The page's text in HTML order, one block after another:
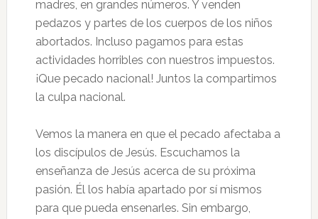
madres, en grandes números. Y venden
pedazos y partes de los cuerpos de los niños
abortados. Incluso pagamos para estas
actividades horribles con nuestros impuestos.
¡Que pecado nacional! Juntos la compartimos
la culpa nacional.
Vemos la manera en que el pecado afectaba a
los discípulos de Jesús. Escuchamos la
enseñanza de Jesús acerca de su próxima
pasión. Él los había apartado por sí mismos
para que pueda ensenarles. Sin embargo,